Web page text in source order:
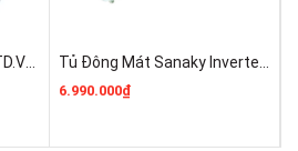
6.990.000₫